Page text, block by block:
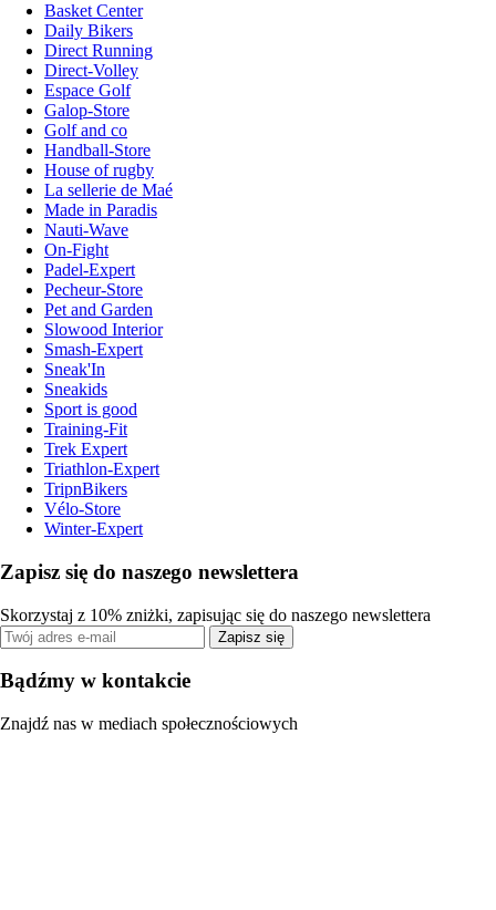
Basket Center
Daily Bikers
Direct Running
Direct-Volley
Espace Golf
Galop-Store
Golf and co
Handball-Store
House of rugby
La sellerie de Maé
Made in Paradis
Nauti-Wave
On-Fight
Padel-Expert
Pecheur-Store
Pet and Garden
Slowood Interior
Smash-Expert
Sneak'In
Sneakids
Sport is good
Training-Fit
Trek Expert
Triathlon-Expert
TripnBikers
Vélo-Store
Winter-Expert
Zapisz się do naszego newslettera
Skorzystaj z 10% zniżki, zapisując się do naszego newslettera
Zapisz się
Bądźmy w kontakcie
Znajdź nas w mediach społecznościowych